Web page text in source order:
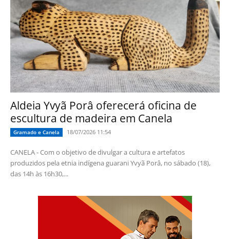
Aldeia Yvyã Porâ oferecerá oficina de
escultura de madeira em Canela
Gramado e Canela 18/07/2026 11:54
CANELA - Com o objetivo de divulgar a cultura e artefatos
produzidos pela etnia indígena guarani Yvyã Porâ, no sábado (18),
das 14h às 16h30,...